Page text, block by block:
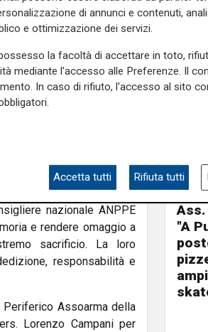
associativo.
i nomi di 4.675
da importanti opere
Giorgio con le Vittorie di
della memoria cittadina.
da Roberto Martinelli) ha
dedicate al ricordo di
con Assoarma e le altre
e i valori fondanti delle
nazionale ANPPE
e rendere omaggio a
sacrificio. La loro
responsabilità e
Periferico Assoarma della
Lorenzo Campani per
Le
"A
di annunci e contenuti,
e ottimizzazione dei servizi.
la facoltà di accettare in toto,
mediante l'accesso alle Preferenze. Il
In caso di rifiuto, l'accesso al sito
Accetta tutti Rifiuta tutti